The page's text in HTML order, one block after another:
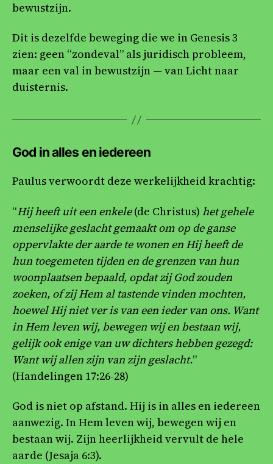
bewustzijn.
Dit is dezelfde beweging die we in Genesis 3
zien: geen “zondeval” als juridisch probleem,
maar een val in bewustzijn — van Licht naar
duisternis.
God in alles en iedereen
Paulus verwoordt deze werkelijkheid krachtig:
“Hij heeft uit een enkele(de Christus) het gehele
menselijke geslacht gemaakt om op de ganse
oppervlakte der aarde te wonen en Hij heeft de
hun toegemeten tijden en de grenzen van hun
woonplaatsen bepaald, opdat zij God zouden
zoeken, of zij Hem al tastende vinden mochten,
hoewel Hij niet ver is van een ieder van ons. Want
in Hem leven wij, bewegen wij en bestaan wij,
gelijk ook enige van uw dichters hebben gezegd:
Want wij allen zijn van zijn geslacht.”
(Handelingen 17:26-28)
God is niet op afstand. Hij is in alles en iedereen
aanwezig. In Hem leven wij, bewegen wij en
bestaan wij. Zijn heerlijkheid vervult de hele
aarde (Jesaja 6:3).